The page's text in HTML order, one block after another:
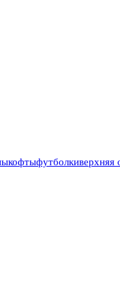
кофтыфутболкиверхняя